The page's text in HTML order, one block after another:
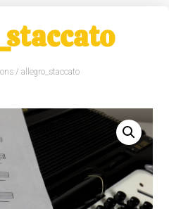
/ allegro_staccato